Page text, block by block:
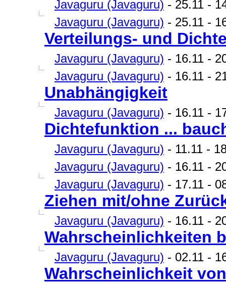
Javaguru (Javaguru) - 25.11 -
Javaguru (Javaguru) - 25.11 -
Verteilungs- und
Javaguru (Javaguru) - 16.11 -
Javaguru (Javaguru) - 16.11 -
Unabhängigkeit
Javaguru (Javaguru) - 16.11 -
Dichtefunktion ...
Javaguru (Javaguru) - 11.11 -
Javaguru (Javaguru) - 16.11 -
Javaguru (Javaguru) - 17.11 -
Ziehen mit/ohne
Javaguru (Javaguru) - 16.11 -
Wahrscheinlichkeiten
Javaguru (Javaguru) - 02.11 -
Wahrscheinlichkeit